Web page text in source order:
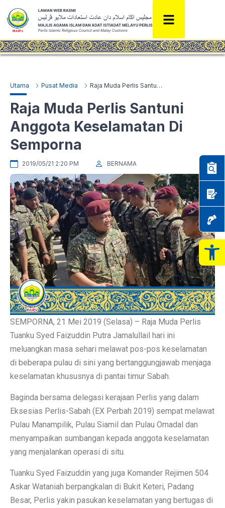
Utama Pusat Media Raja Muda Perlis Santuni Anggota Keselamatan Di Semporna
Raja Muda Perlis Santuni
Anggota Keselamatan Di
Semporna
2019/05/21 2:20 PM BERNAMA
SEMPORNA, 21 Mei 2019 (Selasa) – Raja Muda Perlis
Tuanku Syed Faizuddin Putra Jamalullail hari ini
meluangkan masa sehari melawat pos-pos keselamatan
di beberapa pulau di sini yang bertanggungjawab menjaga
keselamatan khususnya di pantai timur Sabah.
Baginda bersama delegasi kerajaan Perlis yang dalam
Eksesias Perlis-Sabah (EX Perbah 2019) sempat melawat
Pulau Manampilik, Pulau Siamil dan Pulau Omadal dan
menyampaikan sumbangan kepada anggota keselamatan
yang menjalankan operasi di situ.
Tuanku Syed Faizuddin yang juga Komander Rejimen 504
Askar Wataniah berpangkalan di Bukit Keteri, Padang
Besar, Perlis yakin pasukan keselamatan yang bertugas di